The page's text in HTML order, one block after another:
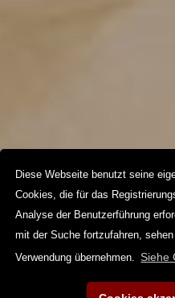
Diese Webseite benutzt seine
Cookies, die für das
Analyse der Benutzerführung
mit der Suche fortzufahren,
Verwendung übernehmen. Siehe